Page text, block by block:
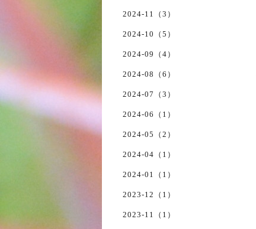
2024-11（3）
2024-10（5）
2024-09（4）
2024-08（6）
2024-07（3）
2024-06（1）
2024-05（2）
2024-04（1）
2024-01（1）
2023-12（1）
2023-11（1）